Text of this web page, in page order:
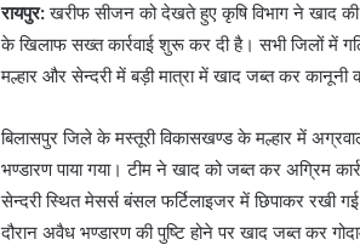
रायपुर:खरीफ सीजन को देखते हुए कृषि विभाग ने खाद की
के खिलाफ सख्त कार्रवाई शुरू कर दी है। सभी जिलों में
मल्हार और सेन्दरी में बड़ी मात्रा में खाद जब्त कर कानूनी
बिलासपुर जिले के मस्तूरी विकासखण्ड के मल्हार में
भण्डारण पाया गया। टीम ने खाद को जब्त कर अग्रिम
सेन्दरी स्थित मेसर्स बंसल फर्टिलाइजर में छिपाकर रखी
दौरान अवैध भण्डारण की पुष्टि होने पर खाद जब्त कर